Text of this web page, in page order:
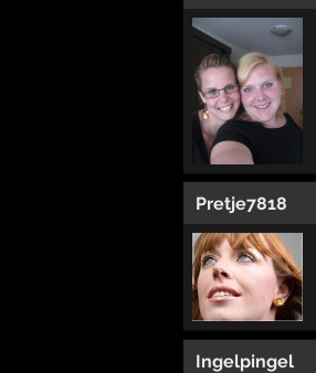
Pretje7818
Ingelpingel